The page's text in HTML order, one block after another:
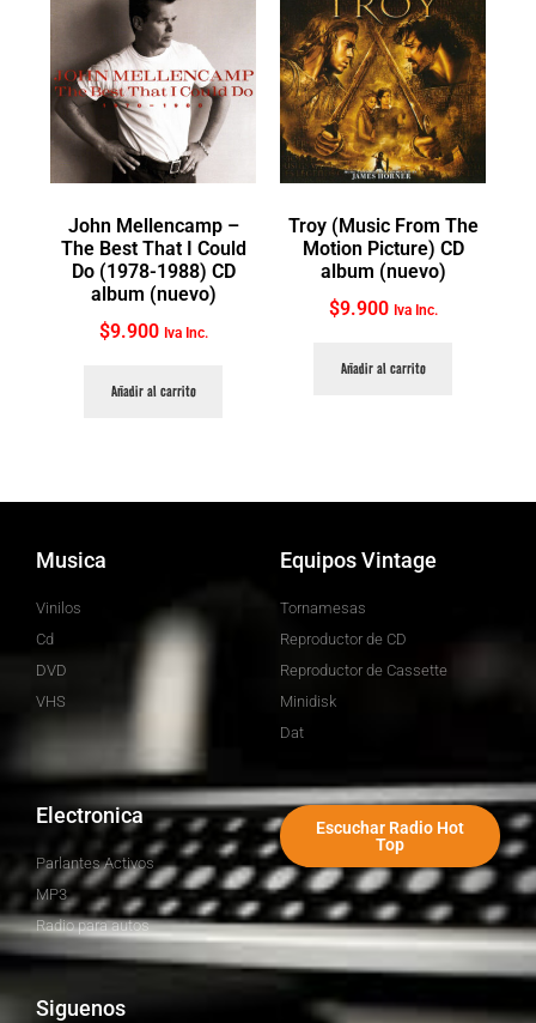
John Mellencamp ‎–
The Best That I Could
Do (1978-1988) CD
album (nuevo)
$9.900 Iva Inc.
Añadir al carrito
Troy (Music From The
Motion Picture) CD
album (nuevo)
$9.900 Iva Inc.
Añadir al carrito
Musica
Vinilos
Cd
DVD
VHS
Equipos Vintage
Tornamesas
Reproductor de CD
Reproductor de Cassette
Minidisk
Dat
Electronica
Parlantes Activos
MP3
Radio para autos
Escuchar Radio Hot
Top
Siguenos